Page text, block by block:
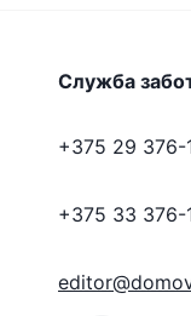
Служба
+375 29 376-
+375 33 376-